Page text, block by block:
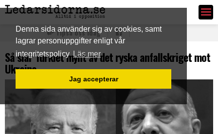
Denna sida använder sig av cookies, samt
lagrar personuppgifter enligt vår
integritetspolicy Läs mer
Jag accepterar
Ledarsidorna.se
Tipsa oss idag
Så slår Turkiet mynt av det ryska anfallskriget mot
Ukraina